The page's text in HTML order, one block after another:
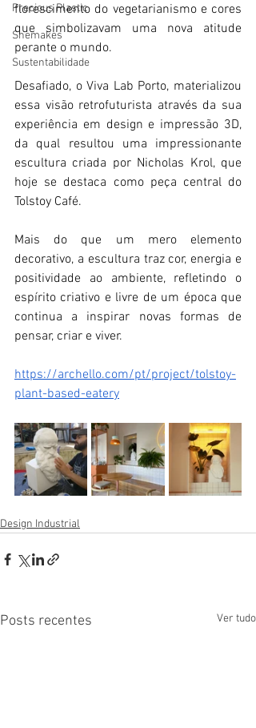
Precious Plastic
Shemakes
Sustentabilidade
florescimento do vegetarianismo e cores
que simbolizavam uma nova atitude
perante o mundo.
Desafiado, o Viva Lab Porto, materializou
essa visão retrofuturista através da sua
experiência em design e impressão 3D,
da qual resultou uma impressionante
escultura criada por Nicholas Krol, que
hoje se destaca como peça central do
Tolstoy Café.
Mais do que um mero elemento
decorativo, a escultura traz cor, energia e
positividade ao ambiente, refletindo o
espírito criativo e livre de um época que
continua a inspirar novas formas de
pensar, criar e viver.
https://archello.com/pt/project/tolstoy-
plant-based-eatery
Design Industrial
Posts recentes Ver tudo